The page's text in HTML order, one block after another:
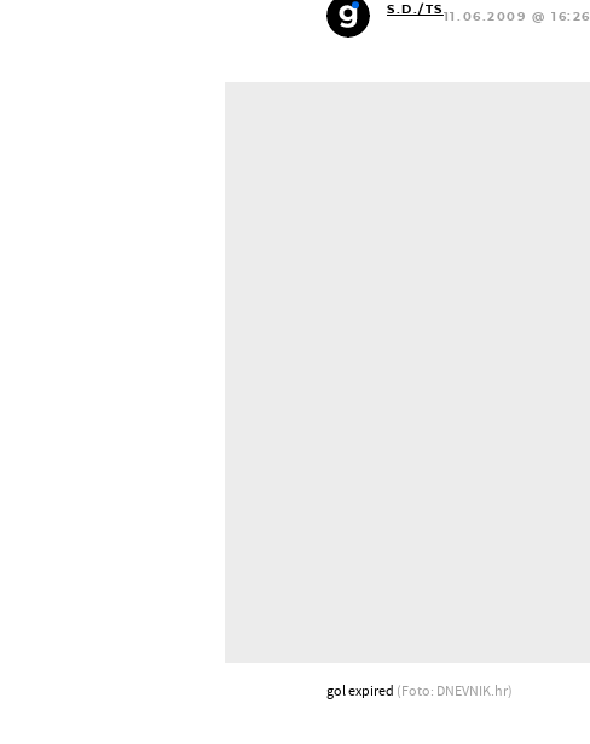
S.D./TS
11.06.2009 @ 16:26
gol expired (Foto: DNEVNIK.hr)